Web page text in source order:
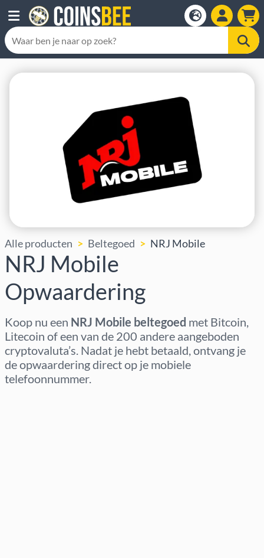
Alle producten Beltegoed NRJ Mobile
NRJ Mobile
Opwaardering
Koop nu een NRJ Mobile beltegoed met Bitcoin,
Litecoin of een van de 200 andere aangeboden
cryptovaluta’s. Nadat je hebt betaald, ontvang je
de opwaardering direct op je mobiele
telefoonnummer.